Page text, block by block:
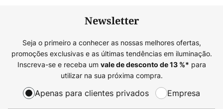
Newsletter
Seja o primeiro a conhecer as nossas melhores ofertas,
promoções exclusivas e as últimas tendências em iluminação.
Inscreva-se e receba um vale de desconto de13%* para
utilizar na sua próxima compra.
Apenas para clientes privados Empresa